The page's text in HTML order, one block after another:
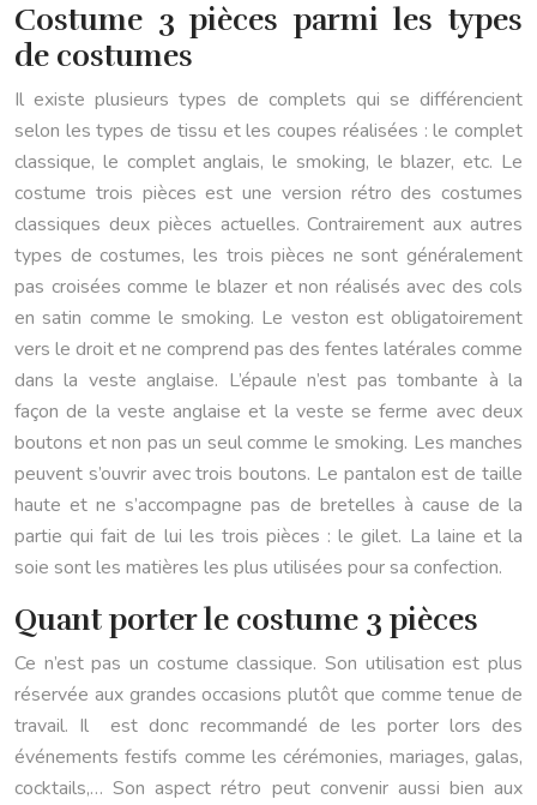
Costume 3 pièces parmi les types
de costumes
Il existe plusieurs types de complets qui se différencient
selon les types de tissu et les coupes réalisées : le complet
classique, le complet anglais, le smoking, le blazer, etc. Le
costume trois pièces est une version rétro des costumes
classiques deux pièces actuelles. Contrairement aux autres
types de costumes, les trois pièces ne sont généralement
pas croisées comme le blazer et non réalisés avec des cols
en satin comme le smoking. Le veston est obligatoirement
vers le droit et ne comprend pas des fentes latérales comme
dans la veste anglaise. L’épaule n’est pas tombante à la
façon de la veste anglaise et la veste se ferme avec deux
boutons et non pas un seul comme le smoking. Les manches
peuvent s’ouvrir avec trois boutons. Le pantalon est de taille
haute et ne s’accompagne pas de bretelles à cause de la
partie qui fait de lui les trois pièces : le gilet. La laine et la
soie sont les matières les plus utilisées pour sa confection.
Quant porter le costume 3 pièces
Ce n’est pas un costume classique. Son utilisation est plus
réservée aux grandes occasions plutôt que comme tenue de
travail. Il est donc recommandé de les porter lors des
événements festifs comme les cérémonies, mariages, galas,
cocktails,… Son aspect rétro peut convenir aussi bien aux